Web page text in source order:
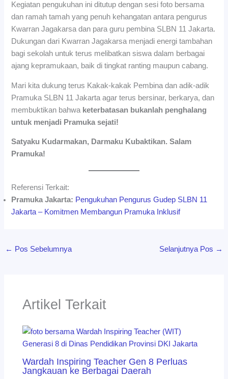
Kegiatan pengukuhan ini ditutup dengan sesi foto bersama
dan ramah tamah yang penuh kehangatan antara pengurus
Kwarran Jagakarsa dan para guru pembina SLBN 11 Jakarta.
Dukungan dari Kwarran Jagakarsa menjadi energi tambahan
bagi sekolah untuk terus melibatkan siswa dalam berbagai
ajang kepramukaan, baik di tingkat ranting maupun cabang.
Mari kita dukung terus Kakak-kakak Pembina dan adik-adik
Pramuka SLBN 11 Jakarta agar terus bersinar, berkarya, dan
membuktikan bahwa keterbatasan bukanlah penghalang
untuk menjadi Pramuka sejati!
Satyaku Kudarmakan, Darmaku Kubaktikan. Salam
Pramuka!
Referensi Terkait:
Pramuka Jakarta: Pengukuhan Pengurus Gudep SLBN 11
Jakarta – Komitmen Membangun Pramuka Inklusif
← Pos Sebelumnya Selanjutnya Pos →
Artikel Terkait
Wardah Inspiring Teacher Gen 8 Perluas
Jangkauan ke Berbagai Daerah